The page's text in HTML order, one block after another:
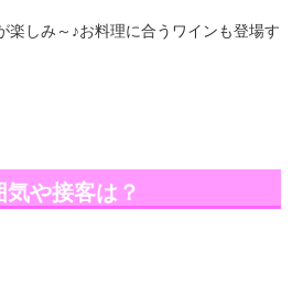
楽しみ～♪お料理に合うワインも登場す
気や接客は？